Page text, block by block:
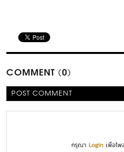
COMMENT (0)
POST COMMENT
กรุณาLogin เพื่อโพ